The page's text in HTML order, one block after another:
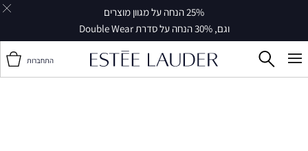
שליח עד הבית14 ימי עסקים*
התחברות